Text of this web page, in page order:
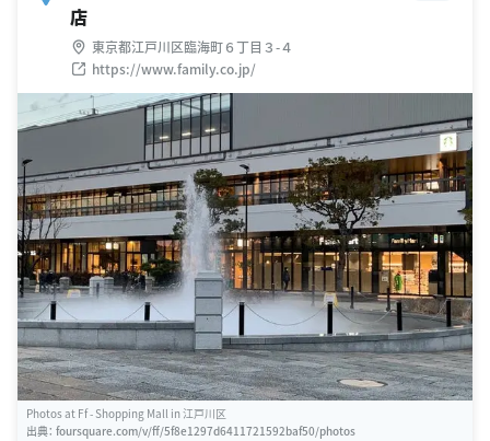
店
東京都江戸川区臨海町６丁目３-４
https://www.family.co.jp/
Photos at Ff - Shopping Mall in 江戸川区
出典： foursquare.com/v/ff/5f8e1297d6411721592baf50/photos